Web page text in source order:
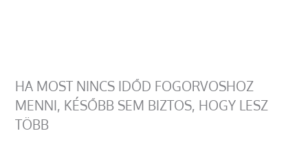
HA MOST NINCS IDŐD FOGORVOSHOZ
MENNI, KÉSŐBB SEM BIZTOS, HOGY LESZ
TÖBB